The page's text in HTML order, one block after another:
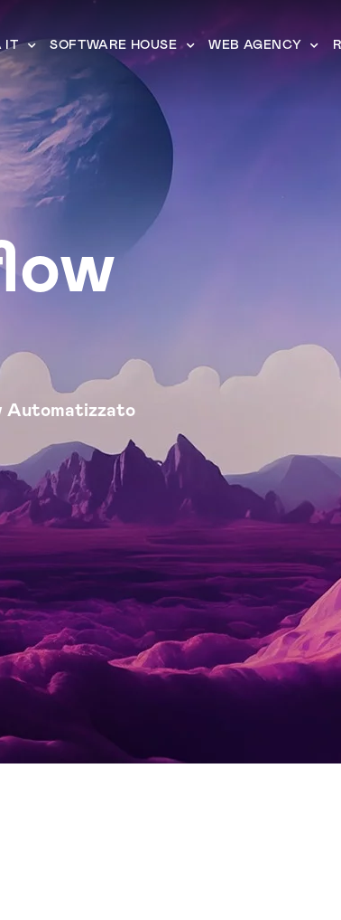
IT SOFTWARE HOUSE WEB AGENCY
Automatizzato